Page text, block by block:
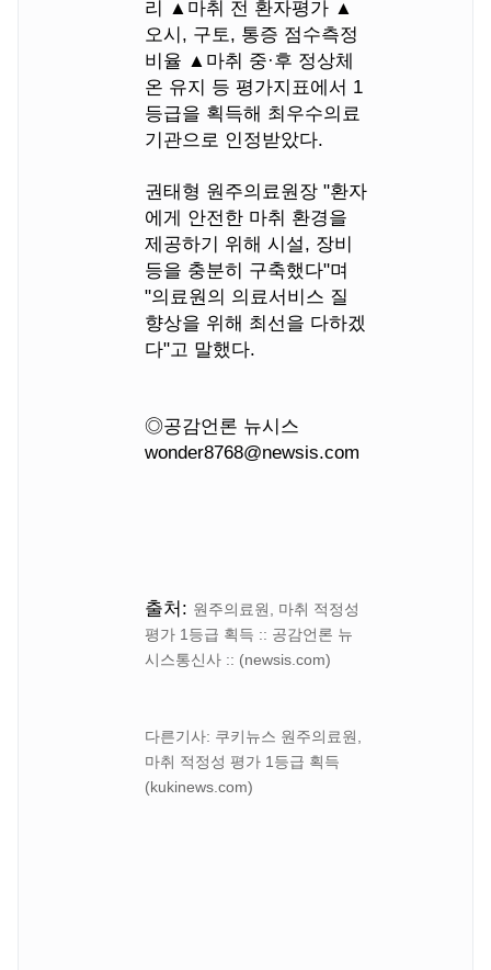
리 ▲마취 전 환자평가 ▲
오시, 구토, 통증 점수측정
비율 ▲마취 중·후 정상체
온 유지 등 평가지표에서 1
등급을 획득해 최우수의료
기관으로 인정받았다.
권태형 원주의료원장 "환자
에게 안전한 마취 환경을
제공하기 위해 시설, 장비
등을 충분히 구축했다"며
"의료원의 의료서비스 질
향상을 위해 최선을 다하겠
다"고 말했다.
◎공감언론 뉴시스
wonder8768@newsis.com
출처: 원주의료원, 마취 적정성
평가 1등급 획득 :: 공감언론 뉴
시스통신사 :: (newsis.com)
다른기사: 쿠키뉴스 원주의료원,
마취 적정성 평가 1등급 획득
(kukinews.com)